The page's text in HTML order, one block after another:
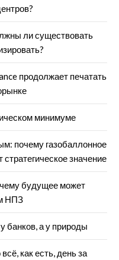
ли существовать
продолжает печатать
минимуме
почему газобаллонное
значение
будущее может
НПЗ
банков, а у природы
как есть, день за